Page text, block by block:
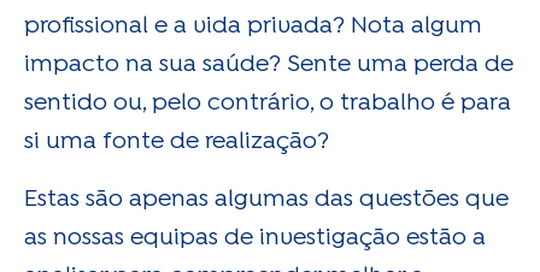
profissional e a vida privada? Nota algum
impacto na sua saúde? Sente uma perda de
sentido ou, pelo contrário, o trabalho é para
si uma fonte de realização?
Estas são apenas algumas das questões que
as nossas equipas de investigação estão a